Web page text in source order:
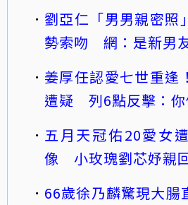
劉亞仁「男男親密照
勢索吻 網：是新男
姜厚任認愛七世重逢
遭疑 列6點反擊：你
五月天冠佑20愛女
像 小玫瑰劉芯妤親
66歲徐乃麟驚現大腸